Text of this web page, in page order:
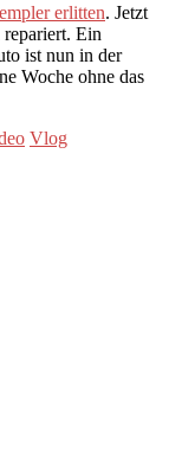
erlitten. Jetzt
Ein
ist nun in der
Woche ohne das
Vlog